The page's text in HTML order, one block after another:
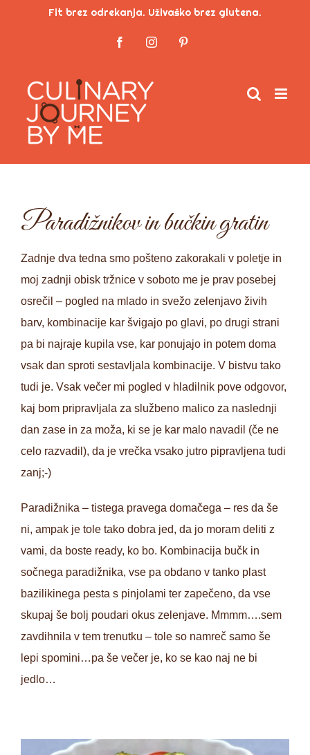
Fit brez odrekanja. Uživaško brez glutena.
FacebookInstagram
Paradižnikov in bučkin gratin
Zadnje dva tedna smo pošteno zakorakali v poletje in
moj zadnji obisk tržnice v soboto me je prav posebej
osrečil – pogled na mlado in svežo zelenjavo živih
barv, kombinacije kar švigajo po glavi, po drugi strani
pa bi najraje kupila vse, kar ponujajo in potem doma
vsak dan sproti sestavljala kombinacije. V bistvu tako
tudi je. Vsak večer mi pogled v hladilnik pove odgovor,
kaj bom pripravljala za službeno malico za naslednji
dan zase in za moža, ki se je kar malo navadil (če ne
celo razvadil), da je vrečka vsako jutro pipravljena tudi
zanj;-)
Paradižnika – tistega pravega domačega – res da še
ni, ampak je tole tako dobra jed, da jo moram deliti z
vami, da boste ready, ko bo. Kombinacija bučk in
sočnega paradižnika, vse pa obdano v tanko plast
bazilikinega pesta s pinjolami ter zapečeno, da vse
skupaj še bolj poudari okus zelenjave. Mmmm….sem
zavdihnila v tem trenutku – tole so namreč samo še
lepi spomini…pa še večer je, ko se kao naj ne bi
jedlo…